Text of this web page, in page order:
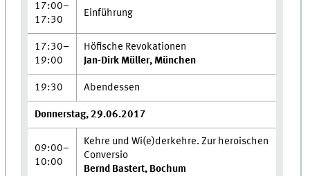
17:00–
17:30
Einführung
17:30–
19:00
Höfische Revokationen
Jan-Dirk Müller, München
19:30 Abendessen
Donnerstag, 29.06.2017
09:00–
10:00
Kehre und Wi(e)derkehre. Zur heroischen
Conversio
Bernd Bastert, Bochum